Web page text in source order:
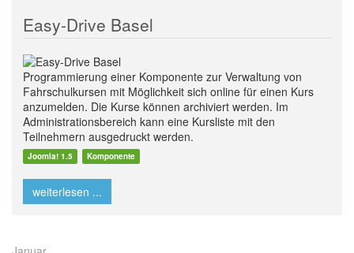
Easy-Drive Basel
Programmierung einer Komponente zur Verwaltung von
Fahrschulkursen mit Möglichkeit sich online für einen Kurs
anzumelden. Die Kurse können archiviert werden. Im
Administrationsbereich kann eine Kursliste mit den
Teilnehmern ausgedruckt werden.
Joomla! 1.5 Komponente
weiterlesen ...